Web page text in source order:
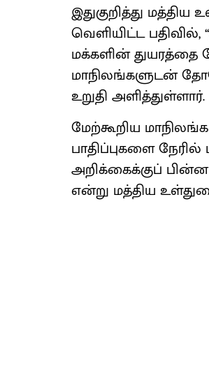
இதுகுறித்து
வெளியிட்ட பதிவில்,
மக்களின் துயரத்தை
மாநிலங்களுடன்
உறுதி அளித்துள்ளார்.
மேற்கூறிய
பாதிப்புகளை
அறிக்கைக்குப்
என்று மத்திய